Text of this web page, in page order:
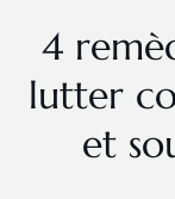
4
lutter
et